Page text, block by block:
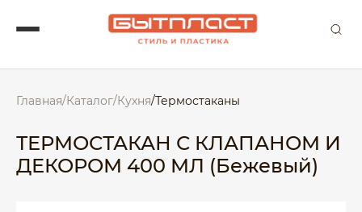
Главная/Каталог/Кухня/Термостаканы
ТЕРМОСТАКАН С КЛАПАНОМ И
ДЕКОРОМ 400 МЛ (Бежевый)